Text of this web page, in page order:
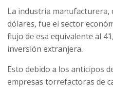
La industria manufacturera,
dólares, fue el sector
flujo de esa equivalente al
inversión extranjera.
Esto debido a los anticipos
empresas torrefactoras de